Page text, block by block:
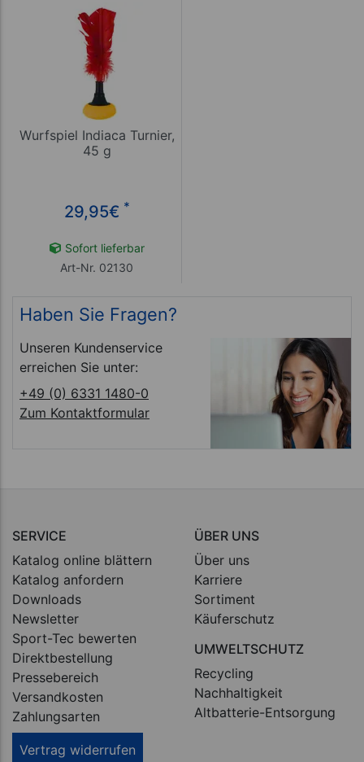
Wurfspiel Indiaca Turnier,
45 g
29,95€ *
Sofort lieferbar
Art-Nr. 02130
Haben Sie Fragen?
Unseren Kundenservice
erreichen Sie unter:
+49 (0) 6331 1480-0
Zum Kontaktformular
SERVICE
Katalog online blättern
Katalog anfordern
Downloads
Newsletter
Sport-Tec bewerten
Direktbestellung
Pressebereich
Versandkosten
Zahlungsarten
Vertrag widerrufen
ÜBER UNS
Über uns
Karriere
Sortiment
Käuferschutz
UMWELTSCHUTZ
Recycling
Nachhaltigkeit
Altbatterie-Entsorgung